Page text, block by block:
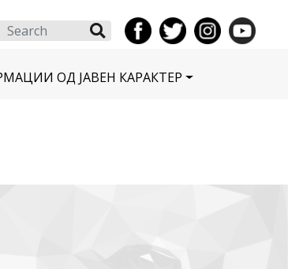
Search
ОД ЈАВЕН КАРАКТЕР